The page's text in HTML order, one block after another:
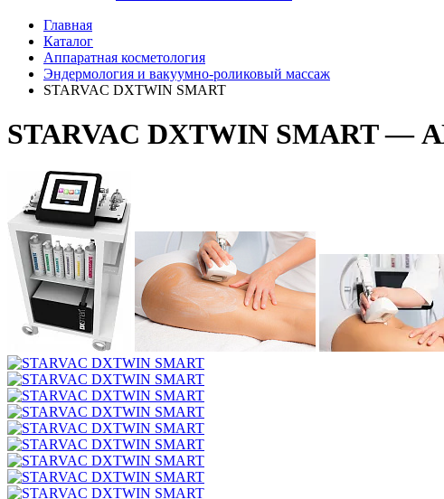
Главная
Каталог
Аппаратная косметология
Эндермология и вакуумно-роликовый массаж
STARVAC DXTWIN SMART
STARVAC DXTWIN